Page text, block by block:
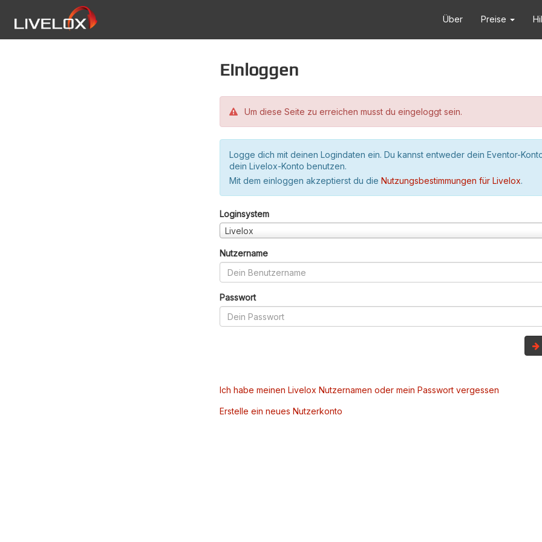
Über Preise
Einloggen
Um diese Seite zu erreichen musst du eingeloggt sein.
Logge dich mit deinen Logindaten ein. Du kannst entweder dein Eventor-
dein Livelox-Konto benutzen.
Mit dem einloggen akzeptierst du die Nutzungsbestimmungen für Livelox.
Loginsystem
Livelox
Nutzername
Passwort
Ich habe meinen Livelox Nutzernamen oder mein Passwort vergessen
Erstelle ein neues Nutzerkonto